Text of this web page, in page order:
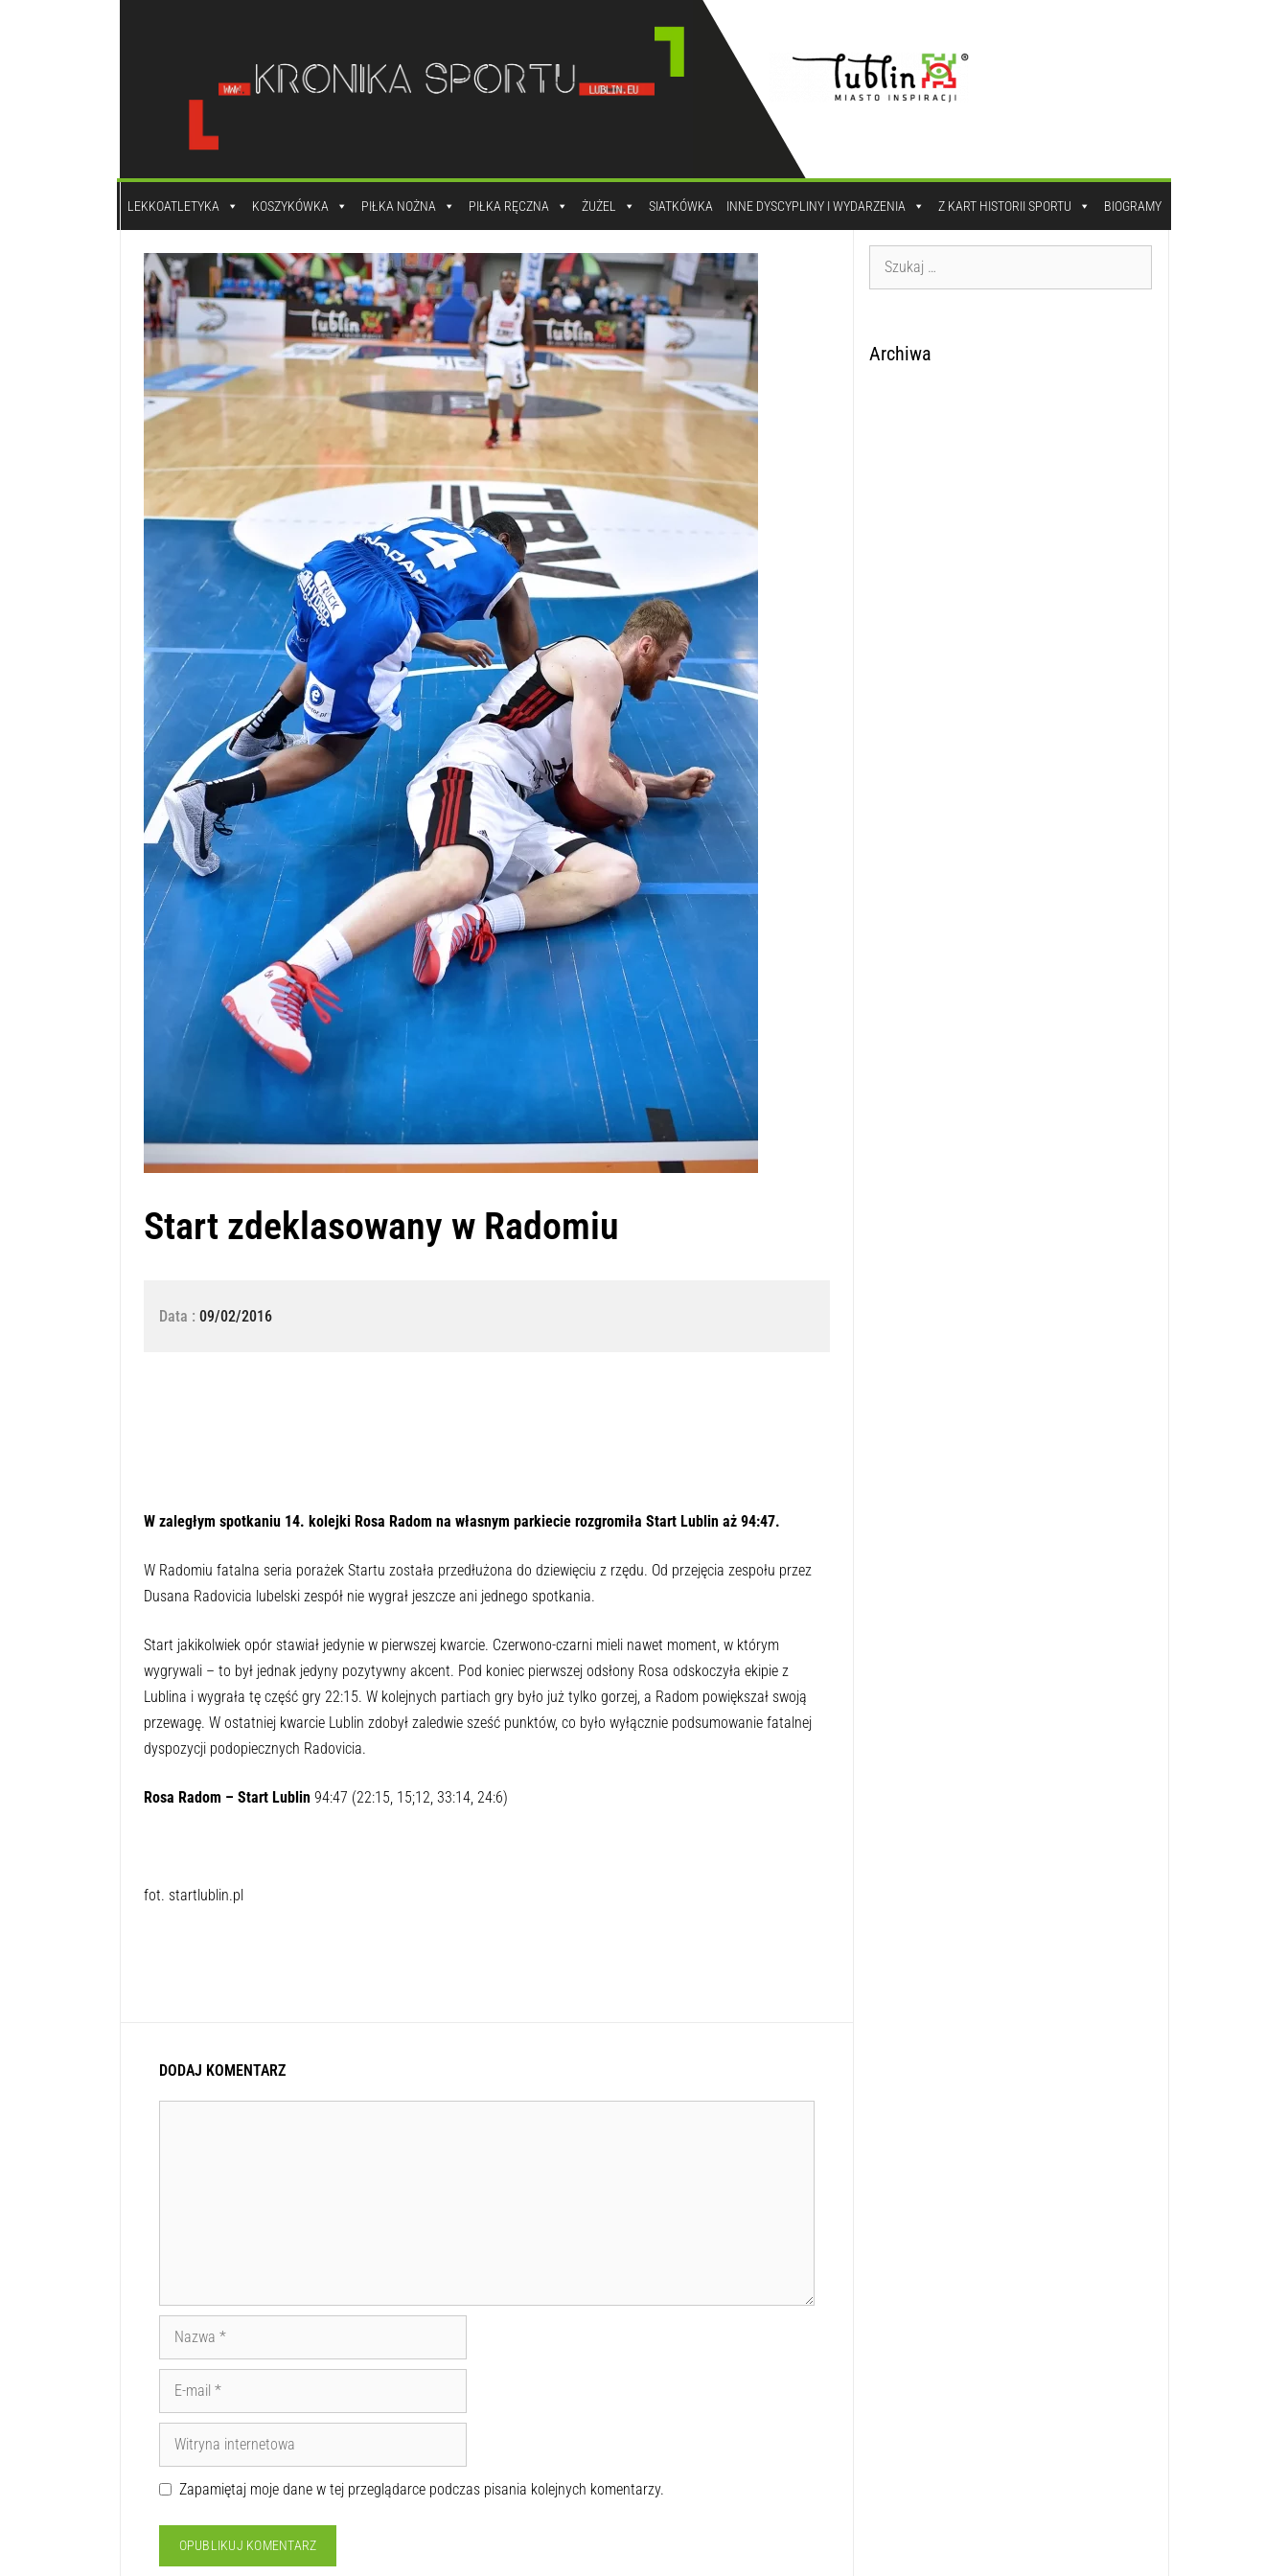
LEKKOATLETYKA KOSZYKÓWKA PIŁKA NOŻNA PIŁKA RĘCZNA ŻUŻEL SIATKÓWKA INNE DYSCYPLINY I WYDARZENIA Z KART HISTORII SPORTU BIOGRAMY
Start zdeklasowany w Radomiu
Data : 09/02/2016
W zaległym spotkaniu 14. kolejki Rosa Radom na własnym parkiecie rozgromiła Start Lublin aż 94:47.
W Radomiu fatalna seria porażek Startu została przedłużona do dziewięciu z rzędu. Od przejęcia zespołu przez
Dusana Radovicia lubelski zespół nie wygrał jeszcze ani jednego spotkania.
Start jakikolwiek opór stawiał jedynie w pierwszej kwarcie. Czerwono-czarni mieli nawet moment, w którym
wygrywali – to był jednak jedyny pozytywny akcent. Pod koniec pierwszej odsłony Rosa odskoczyła ekipie z
Lublina i wygrała tę część gry 22:15. W kolejnych partiach gry było już tylko gorzej, a Radom powiększał swoją
przewagę. W ostatniej kwarcie Lublin zdobył zaledwie sześć punktów, co było wyłącznie podsumowanie fatalnej
dyspozycji podopiecznych Radovicia.
Rosa Radom – Start Lublin 94:47 (22:15, 15;12, 33:14, 24:6)
fot. startlublin.pl
DODAJ KOMENTARZ
Zapamiętaj moje dane w tej przeglądarce podczas pisania kolejnych komentarzy.
Archiwa